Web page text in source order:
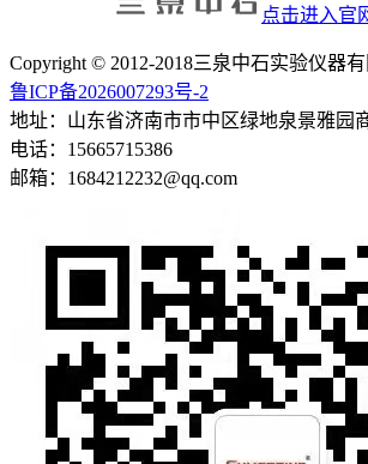
点击进入官
Copyright © 2012-2018三泉中石实验仪器
鲁ICP备2026007293号-2
地址：山东省济南市市中区绿地泉景雅园
电话：15665715386
邮箱：1684212232@qq.com